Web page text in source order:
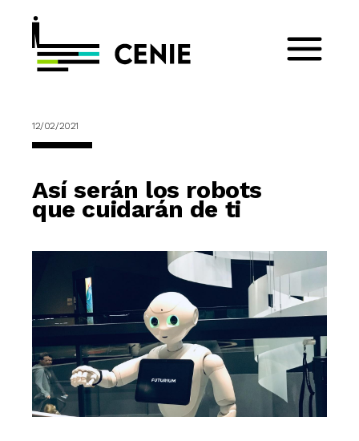
12/02/2021
Así serán los robots
que cuidarán de ti